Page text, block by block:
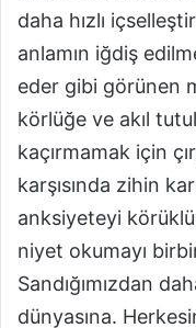
daha hızlı
anlamın iğdiş
eder gibi görünen
körlüğe ve akıl
kaçırmamak için
karşısında zihin
anksiyeteyi
niyet okumayı
Sandığımızdan
dünyasına.